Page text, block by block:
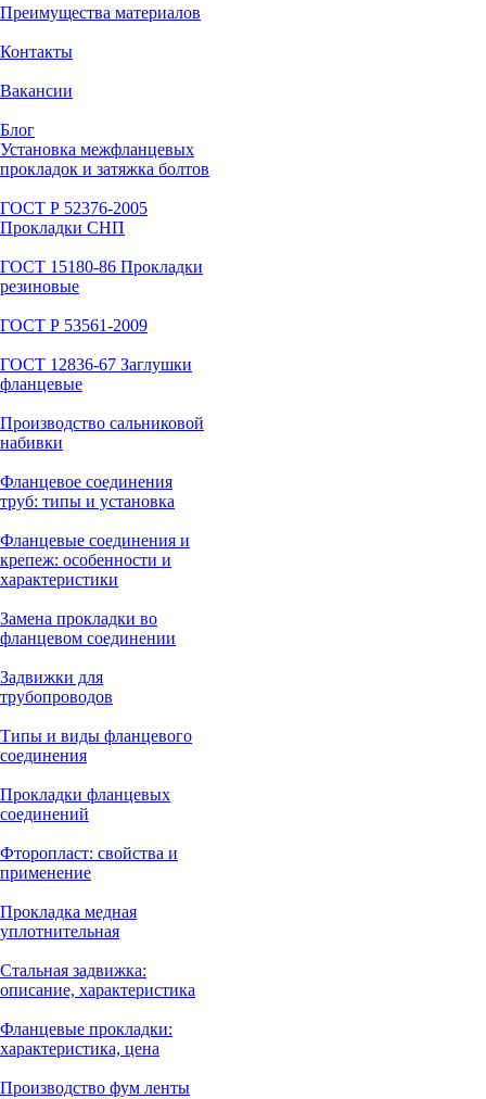
Преимущества материалов
Контакты
Вакансии
Блог
Установка межфланцевых
прокладок и затяжка болтов
ГОСТ Р 52376-2005
Прокладки СНП
ГОСТ 15180-86 Прокладки
резиновые
ГОСТ Р 53561-2009
ГОСТ 12836-67 Заглушки
фланцевые
Производство сальниковой
набивки
Фланцевое соединения
труб: типы и установка
Фланцевые соединения и
крепеж: особенности и
характеристики
Замена прокладки во
фланцевом соединении
Задвижки для
трубопроводов
Типы и виды фланцевого
соединения
Прокладки фланцевых
соединений
Фторопласт: свойства и
применение
Прокладка медная
уплотнительная
Стальная задвижка:
описание, характеристика
Фланцевые прокладки:
характеристика, цена
Производство фум ленты